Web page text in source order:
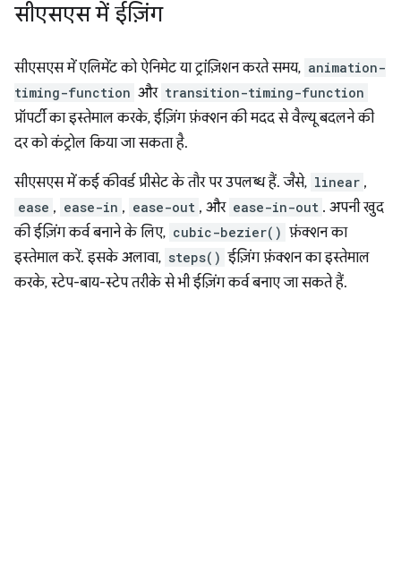
सीएसएस में ईज़िंग
सीएसएस में एलिमेंट को ऐनिमेट या ट्रांज़िशन करते समय, animation-
timing-function और transition-timing-function
प्रॉपर्टी का इस्तेमाल करके, ईज़िंग फ़ंक्शन की मदद से वैल्यू बदलने की
दर को कंट्रोल किया जा सकता है.
सीएसएस में कई कीवर्ड प्रीसेट के तौर पर उपलब्ध हैं. जैसे, linear ,
ease , ease-in , ease-out , और ease-in-out . अपनी खुद
की ईज़िंग कर्व बनाने के लिए, cubic-bezier() फ़ंक्शन का
इस्तेमाल करें. इसके अलावा, steps() ईज़िंग फ़ंक्शन का इस्तेमाल
करके, स्टेप-बाय-स्टेप तरीके से भी ईज़िंग कर्व बनाए जा सकते हैं.